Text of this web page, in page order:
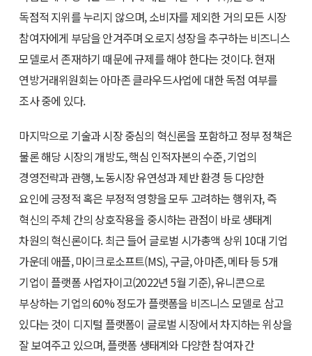
독점적 지위를 누리지 않으며, 소비자를 제외한 거의 모든 시장
참여자에게 부담을 안겨주며 오로지 성장을 추구하는 비즈니스
모델로서 존재하기 때문에 규제를 해야 한다는 것이다. 현재
연방거래위원회는 아마존 클라우드사업에 대한 독점 여부를
조사 중에 있다.
마지막으로 기술과 시장 중심의 혁신론을 포함하고 정부 정책은
물론 해당 시장의 개방도, 핵심 인적자본의 수준, 기업의
경영전략과 관행, 노동시장 유연성과 제반 환경 등 다양한
요인에 긍정적 혹은 부정적 영향을 모두 고려하는 행위자, 즉
혁신의 주체 간의 상호작용을 중시하는 관점이 바로 생태계
차원의 혁신론이다. 최근 들어 글로벌 시가총액 상위 10대 기업
가운데 애플, 마이크로소프트(MS), 구글, 아마존, 메타 등 5개
기업이 플랫폼 사업자이고(2022년 5월 기준), 유니콘으로
부상하는 기업의 60% 정도가 플랫폼을 비즈니스 모델로 삼고
있다는 것이 디지털 플랫폼이 글로벌 시장에서 차지하는 위상을
잘 보여주고 있으며, 플랫폼 생태계와 다양한 참여자 간